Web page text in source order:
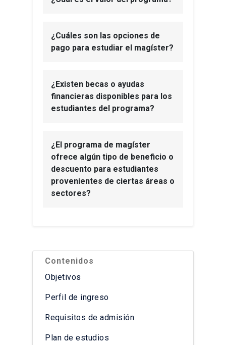
¿Cuáles son las opciones de
pago para estudiar el magíster?
¿Existen becas o ayudas
financieras disponibles para los
estudiantes del programa?
¿El programa de magíster
ofrece algún tipo de beneficio o
descuento para estudiantes
provenientes de ciertas áreas o
sectores?
Contenidos
Objetivos
Perfil de ingreso
Requisitos de admisión
Plan de estudios